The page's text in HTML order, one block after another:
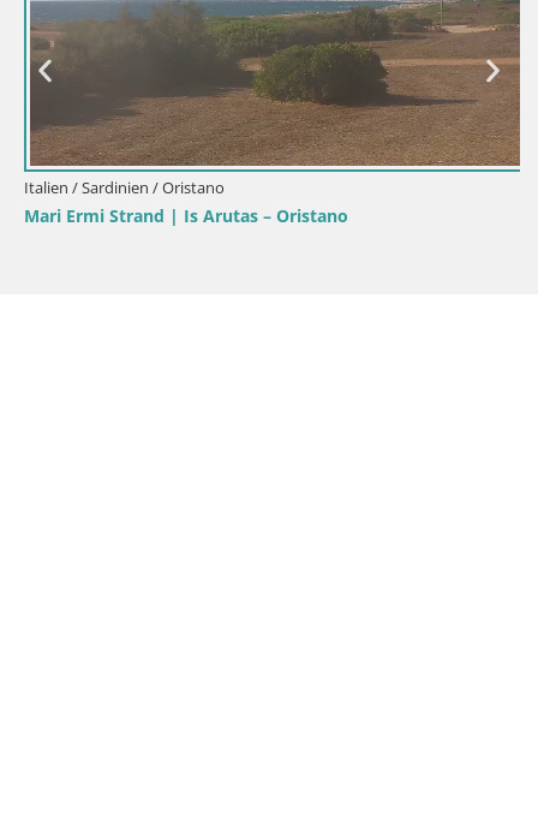
Italien / Sardinien / Oristano
Mari Ermi Strand | Is Arutas – Oristano